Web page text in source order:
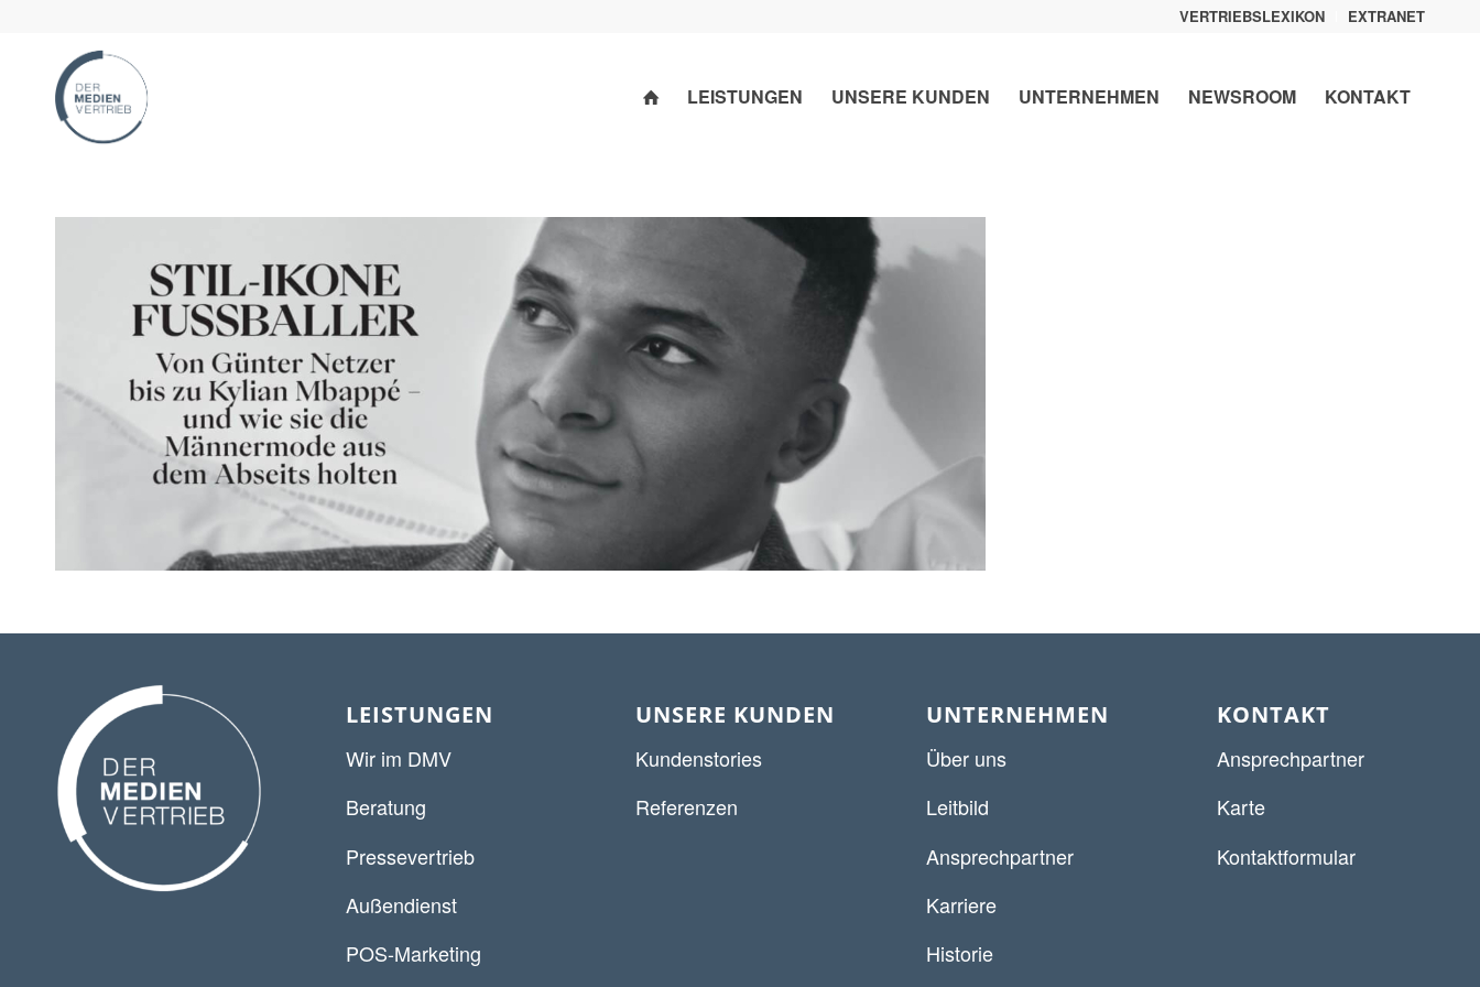
VERTRIEBSLEXIKON EXTRANET
LEISTUNGEN UNSERE KUNDEN UNTERNEHMEN NEWSROOM KONTAKT
LEISTUNGEN
Wir im DMV
Beratung
Pressevertrieb
Außendienst
POS-Marketing
UNSERE KUNDEN
Kundenstories
Referenzen
UNTERNEHMEN
Über uns
Leitbild
Ansprechpartner
Karriere
Historie
KONTAKT
Ansprechpartner
Karte
Kontaktformular